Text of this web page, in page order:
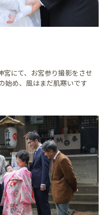
にて、お宮参り撮影をさせ
始め、風はまだ肌寒いです